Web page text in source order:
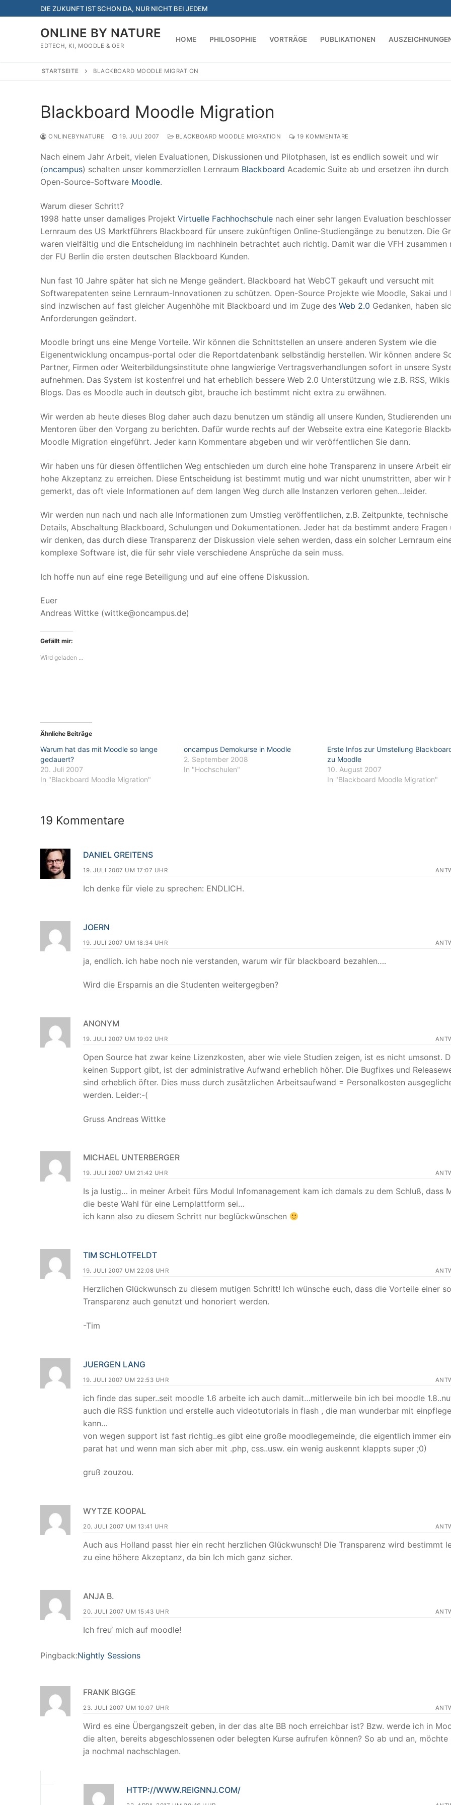
Inhalt
DIE ZUKUNFT IST SCHON DA, NUR NICHT BEI JEDEM
ONLINE BY NATURE
EDTECH, KI, MOODLE & OER
HOME PHILOSOPHIE VORTRÄGE PUBLIKATIONEN
STARTSEITE BLACKBOARD MOODLE MIGRATION
Blackboard Moodle Migration
ONLINEBYNATURE 19. JULI 2007 BLACKBOARD MOODLE MIGRATION 19 KOMMENTARE
Nach einem Jahr Arbeit, vielen Evaluationen, Diskussionen und Pilotphasen, ist es endlich soweit und wir
(oncampus) schalten unser kommerziellen Lernraum Blackboard Academic Suite ab und ersetzen ihn durch
Open-Source-Software Moodle.
Warum dieser Schritt?
1998 hatte unser damaliges Projekt Virtuelle Fachhochschule nach einer sehr langen Evaluation
Lernraum des US Marktführers Blackboard für unsere zukünftigen Online-Studiengänge zu benutzen. Die
waren vielfältig und die Entscheidung im nachhinein betrachtet auch richtig. Damit war die VFH zusammen
der FU Berlin die ersten deutschen Blackboard Kunden.
Nun fast 10 Jahre später hat sich ne Menge geändert. Blackboard hat WebCT gekauft und versucht mit
Softwarepatenten seine Lernraum-Innovationen zu schützen. Open-Source Projekte wie Moodle, Sakai und
sind inzwischen auf fast gleicher Augenhöhe mit Blackboard und im Zuge des Web 2.0 Gedanken, haben
Anforderungen geändert.
Moodle bringt uns eine Menge Vorteile. Wir können die Schnittstellen an unsere anderen System wie die
Eigenentwicklung oncampus-portal oder die Reportdatenbank selbständig herstellen. Wir können andere
Partner, Firmen oder Weiterbildungsinstitute ohne langwierige Vertragsverhandlungen sofort in unsere
aufnehmen. Das System ist kostenfrei und hat erheblich bessere Web 2.0 Unterstützung wie z.B. RSS,
Blogs. Das es Moodle auch in deutsch gibt, brauche ich bestimmt nicht extra zu erwähnen.
Wir werden ab heute dieses Blog daher auch dazu benutzen um ständig all unsere Kunden, Studierenden
Mentoren über den Vorgang zu berichten. Dafür wurde rechts auf der Webseite extra eine Kategorie
Moodle Migration eingeführt. Jeder kann Kommentare abgeben und wir veröffentlichen Sie dann.
Wir haben uns für diesen öffentlichen Weg entschieden um durch eine hohe Transparenz in unsere Arbeit
hohe Akzeptanz zu erreichen. Diese Entscheidung ist bestimmt mutig und war nicht unumstritten, aber wir
gemerkt, das oft viele Informationen auf dem langen Weg durch alle Instanzen verloren gehen…leider.
Wir werden nun nach und nach alle Informationen zum Umstieg veröffentlichen, z.B. Zeitpunkte, technische
Details, Abschaltung Blackboard, Schulungen und Dokumentationen. Jeder hat da bestimmt andere Fragen
wir denken, das durch diese Transparenz der Diskussion viele sehen werden, dass ein solcher Lernraum
komplexe Software ist, die für sehr viele verschiedene Ansprüche da sein muss.
Ich hoffe nun auf eine rege Beteiligung und auf eine offene Diskussion.
Euer
Andreas Wittke (wittke@oncampus.de)
Gefällt mir:
Wird geladen …
Ähnliche Beiträge
Warum hat das mit Moodle so lange
gedauert?
20. Juli 2007
In "Blackboard Moodle Migration"
oncampus Demokurse in Moodle
2. September 2008
In "Hochschulen"
Erste Infos zur Umstellung
zu Moodle
10. August 2007
In "Blackboard Moodle Migration"
19 Kommentare
DANIEL GREITENS
19. JULI 2007 UM 17:07 UHR
Ich denke für viele zu sprechen: ENDLICH.
JOERN
19. JULI 2007 UM 18:34 UHR
ja, endlich. ich habe noch nie verstanden, warum wir für blackboard bezahlen….
Wird die Ersparnis an die Studenten weitergegben?
ANONYM
19. JULI 2007 UM 19:02 UHR
Open Source hat zwar keine Lizenzkosten, aber wie viele Studien zeigen, ist es nicht umsonst.
keinen Support gibt, ist der administrative Aufwand erheblich höher. Die Bugfixes und
sind erheblich öfter. Dies muss durch zusätzlichen Arbeitsaufwand = Personalkosten
werden. Leider:-(
Gruss Andreas Wittke
MICHAEL UNTERBERGER
19. JULI 2007 UM 21:42 UHR
Is ja lustig… in meiner Arbeit fürs Modul Infomanagement kam ich damals zu dem Schluß, dass
die beste Wahl für eine Lernplattform sei…
ich kann also zu diesem Schritt nur beglückwünschen
TIM SCHLOTFELDT
19. JULI 2007 UM 22:08 UHR
Herzlichen Glückwunsch zu diesem mutigen Schritt! Ich wünsche euch, dass die Vorteile einer
Transparenz auch genutzt und honoriert werden.
-Tim
JUERGEN LANG
19. JULI 2007 UM 22:53 UHR
ich finde das super..seit moodle 1.6 arbeite ich auch damit…mitlerweile bin ich bei moodle
auch die RSS funktion und erstelle auch videotutorials in flash , die man wunderbar mit
kann…
von wegen support ist fast richtig..es gibt eine große moodlegemeinde, die eigentlich immer
parat hat und wenn man sich aber mit .php, css..usw. ein wenig auskennt klappts super ;0)
gruß zouzou.
WYTZE KOOPAL
20. JULI 2007 UM 13:41 UHR
Auch aus Holland passt hier ein recht herzlichen Glückwunsch! Die Transparenz wird bestimmt
zu eine höhere Akzeptanz, da bin Ich mich ganz sicher.
ANJA B.
20. JULI 2007 UM 15:43 UHR
Ich freu‘ mich auf moodle!
Pingback:Nightly Sessions
FRANK BIGGE
23. JULI 2007 UM 10:07 UHR
Wird es eine Übergangszeit geben, in der das alte BB noch erreichbar ist? Bzw. werde ich in
die alten, bereits abgeschlossenen oder belegten Kurse aufrufen können? So ab und an, möchte
ja nochmal nachschlagen.
HTTP://WWW.REIGNNJ.COM/